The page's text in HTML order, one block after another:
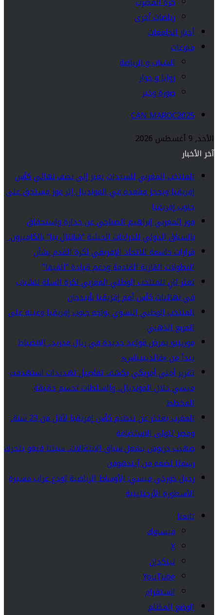
رياضات أخرى
أخبار الجامعات
منوعات
الشباب و الرياضة
زوايا و حوار
صورة وخبر
CAN MAROC2025
الأحد, 9 أغسطس 2026
آخر الأخبار
المنتخب المغربي للسيدات يعبر إلى نصف نهائي كأس
إفريقيا ويحجز مقعده في المونديال إثر فوز مستحق على
جنوب إفريقيا
فوز المغربي إبراهيم الصباحي عن جدارة واستحقاق
بالسباق الدولي للدراجات الجبلية “شانتال بيا” بالكاميرون.
قرارات حاسمة للاتحاد الإفريقي لكرة القدم بشأن
البطولات القارية القادمة ودعم قيادة “الفيفا”
تعثر ثانٍ للمنتخب الوطني المغربي لكرة السلة للشباب
في نهائيات كأس أمم إفريقيا بأبيدجان
المنتخب الوطني النسوي يواجه جنوب إفريقيا وعينه على
المربع الذهبي
مورينيو يفرض قواعد جديدة في ريال مدريد.. الانضباط
يبدأ من «فالديبيباس»
تقرير أمني أمريكي يكشف تفاصيل تهديدات استهدفت
ميسي خلال المونديال.. والسلطات تحسم حقيقة
المخطط
المغرب يعتذر عن تنظيم كأس إفريقيا لأقل من 23 سنة..
ومصر تتولى الاستضافة
صهيب دريوش يشعل سباق الانتقالات.. سيلتا فيغو يتحرك
رسميًا لضمه من آيندهوفن
رحيل خورخي ميسي: الأوساط الرياضية تودع عراب مسيرة
الأسطورة الأرجنتينية
تابعنا
فيسبوك
‫X
لينكدإن
‫YouTube
انستقرام
الوضع المظلم